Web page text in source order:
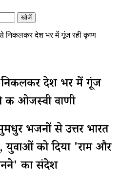
खोजें
से निकलकर देश भर में गूंज रही कृष्ण
निकलकर देश भर में गूंज
की ओजस्वी वाणी
भजनों से उत्तर भारत
को दिया 'राम और
का संदेश